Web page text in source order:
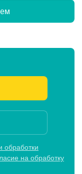
обработки
на обработку